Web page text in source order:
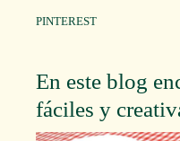
PINTEREST
En este blog
fáciles y